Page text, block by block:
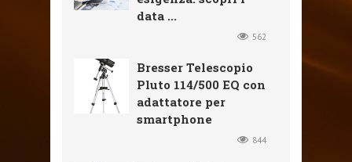
data ...
562
Bresser Telescopio
Pluto 114/500 EQ con
adattatore per
smartphone
844